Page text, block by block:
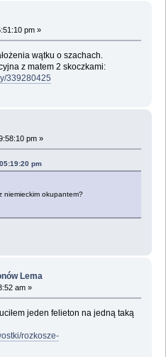
pm »
wątku o szachach.
z matem 2 skoczkami:
339280425
pm »
pm
niemieckim okupantem?‎
Lema
am »
jeden felieton na jedną taką
rozkosze-